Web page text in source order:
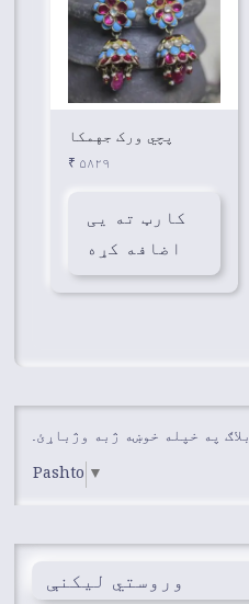
پچي ورک جهمکا
₹ ۵۸۲۹
کارټ ته یی
اضافه کړه
بلاګ په خپله خوښه ژبه وژباړئ.
Pashto ▼
وروستي ليکنې